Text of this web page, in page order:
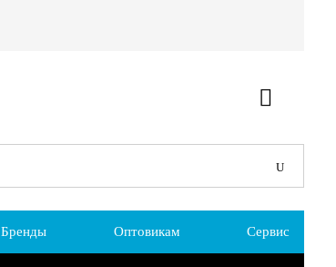
Бренды Оптовикам Сервис